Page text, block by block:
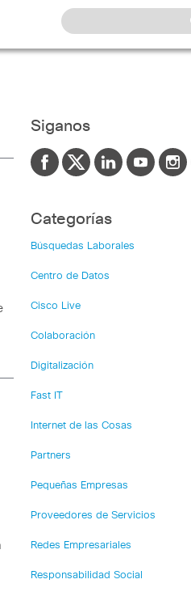
Siganos
Categorías
Búsquedas Laborales
Centro de Datos
Cisco Live
Colaboración
Digitalización
Fast IT
Internet de las Cosas
Partners
Pequeñas Empresas
Proveedores de Servicios
Redes Empresariales
Responsabilidad Social